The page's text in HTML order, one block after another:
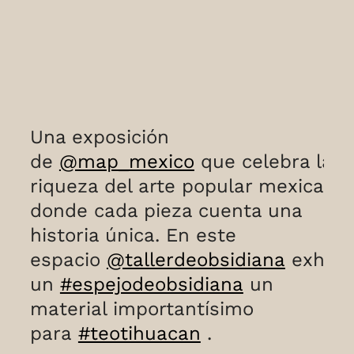
Una exposición
de @map_mexico que celebra la
riqueza del arte popular mexicano,
donde cada pieza cuenta una
historia única. En este
espacio @tallerdeobsidiana exhibe
un #espejodeobsidiana un
material importantísimo
para #teotihuacan .